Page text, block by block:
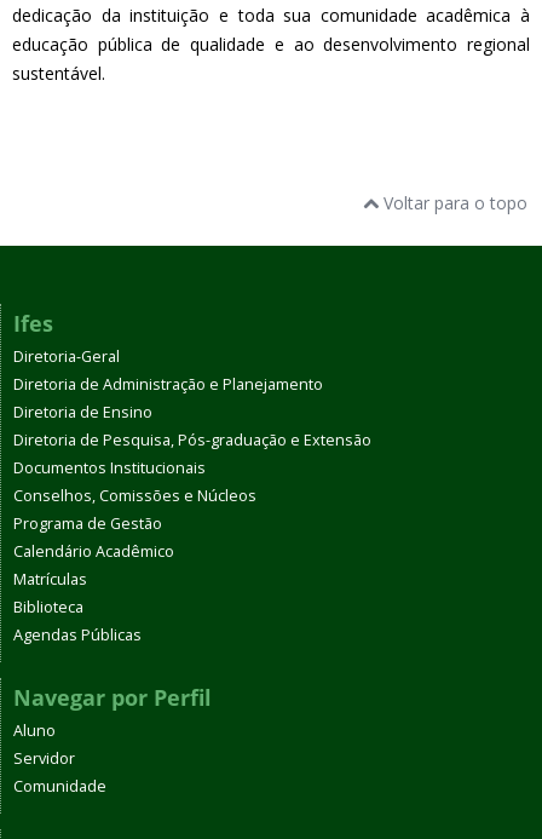
dedicação da instituição e toda sua comunidade acadêmica à
educação pública de qualidade e ao desenvolvimento regional
sustentável.
Voltar para o topo
Ifes
Diretoria-Geral
Diretoria de Administração e Planejamento
Diretoria de Ensino
Diretoria de Pesquisa, Pós-graduação e Extensão
Documentos Institucionais
Conselhos, Comissões e Núcleos
Programa de Gestão
Calendário Acadêmico
Matrículas
Biblioteca
Agendas Públicas
Navegar por Perfil
Aluno
Servidor
Comunidade